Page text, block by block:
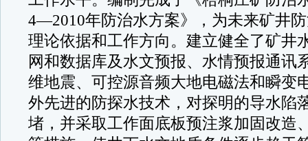
4—2010年防治水方案》，为未来矿井
理论依据和工作方向。建立健全了矿井
网和数据库及水文预报、水情预报通讯
维地震、可控源音频大地电磁法和瞬变
外先进的防探水技术，对探明的导水陷
堵，并采取工作面底板预注浆加固改造